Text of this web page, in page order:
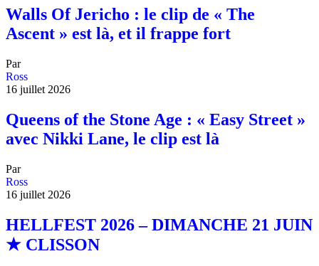
Walls Of Jericho : le clip de « The
Ascent » est là, et il frappe fort
Par
Ross
16 juillet 2026
Queens of the Stone Age : « Easy Street »
avec Nikki Lane, le clip est là
Par
Ross
16 juillet 2026
HELLFEST 2026 – DIMANCHE 21 JUIN
★ CLISSON